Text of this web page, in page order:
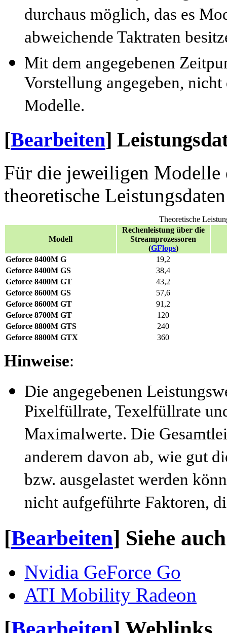
durchaus möglich, das es
abweichende Taktraten
Mit dem angegebenen
Vorstellung angegeben,
Modelle.
[Bearbeiten]
Für die jeweiligen Modelle
theoretische
Theoretische
Modell
Rechenleistung über die
Streamprozessoren
(GFlops)
Geforce 8400M G
19,2
Geforce 8400M GS
38,4
Geforce 8400M GT
43,2
Geforce 8600M GS
57,6
Geforce 8600M GT
91,2
Geforce 8700M GT
120
Geforce 8800M GTS
240
Geforce 8800M GTX
360
Hinweise:
Die angegebenen
Pixelfüllrate, Texelfüllrate
Maximalwerte. Die
anderem davon ab, wie gut
bzw. ausgelastet werden
nicht aufgeführte Faktoren,
[Bearbeiten] Siehe auch
Nvidia GeForce Go
ATI Mobility Radeon